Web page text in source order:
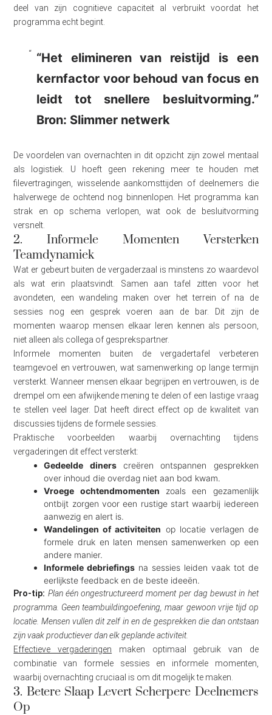
deel van zijn cognitieve capaciteit al verbruikt voordat het
programma echt begint.
“Het elimineren van reistijd is een
kernfactor voor behoud van focus en
leidt tot snellere besluitvorming.”
Bron: Slimmer netwerk
De voordelen van overnachten in dit opzicht zijn zowel mentaal
als logistiek. U hoeft geen rekening meer te houden met
filevertragingen, wisselende aankomsttijden of deelnemers die
halverwege de ochtend nog binnenlopen. Het programma kan
strak en op schema verlopen, wat ook de besluitvorming
versnelt.
2. Informele Momenten Versterken
Teamdynamiek
Wat er gebeurt buiten de vergaderzaal is minstens zo waardevol
als wat erin plaatsvindt. Samen aan tafel zitten voor het
avondeten, een wandeling maken over het terrein of na de
sessies nog een gesprek voeren aan de bar. Dit zijn de
momenten waarop mensen elkaar leren kennen als persoon,
niet alleen als collega of gesprekspartner.
Informele momenten buiten de vergadertafel verbeteren
teamgevoel en vertrouwen, wat samenwerking op lange termijn
versterkt. Wanneer mensen elkaar begrijpen en vertrouwen, is de
drempel om een afwijkende mening te delen of een lastige vraag
te stellen veel lager. Dat heeft direct effect op de kwaliteit van
discussies tijdens de formele sessies.
Praktische voorbeelden waarbij overnachting tijdens
vergaderingen dit effect versterkt:
Gedeelde dinerscreëren ontspannen gesprekken
over inhoud die overdag niet aan bod kwam.
Vroege ochtendmomenten zoals een gezamenlijk
ontbijt zorgen voor een rustige start waarbij iedereen
aanwezig en alert is.
Wandelingen of activiteiten op locatie verlagen de
formele druk en laten mensen samenwerken op een
andere manier.
Informele debriefings na sessies leiden vaak tot de
eerlijkste feedback en de beste ideeën.
Pro-tip: Plan één ongestructureerd moment per dag bewust in het
programma. Geen teambuildingoefening, maar gewoon vrije tijd op
locatie. Mensen vullen dit zelf in en de gesprekken die dan ontstaan
zijn vaak productiever dan elk geplande activiteit.
Effectieve vergaderingen maken optimaal gebruik van de
combinatie van formele sessies en informele momenten,
waarbij overnachting cruciaal is om dit mogelijk te maken.
3. Betere Slaap Levert Scherpere Deelnemers
Op